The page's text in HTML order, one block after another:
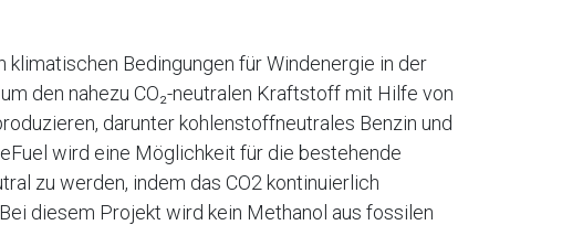
klimatischen Bedingungen für Windenergie in der
den nahezu CO₂-neutralen Kraftstoff mit Hilfe von
darunter kohlenstoffneutrales Benzin und
wird eine Möglichkeit für die bestehende
zu werden, indem das CO2 kontinuierlich
diesem Projekt wird kein Methanol aus fossilen